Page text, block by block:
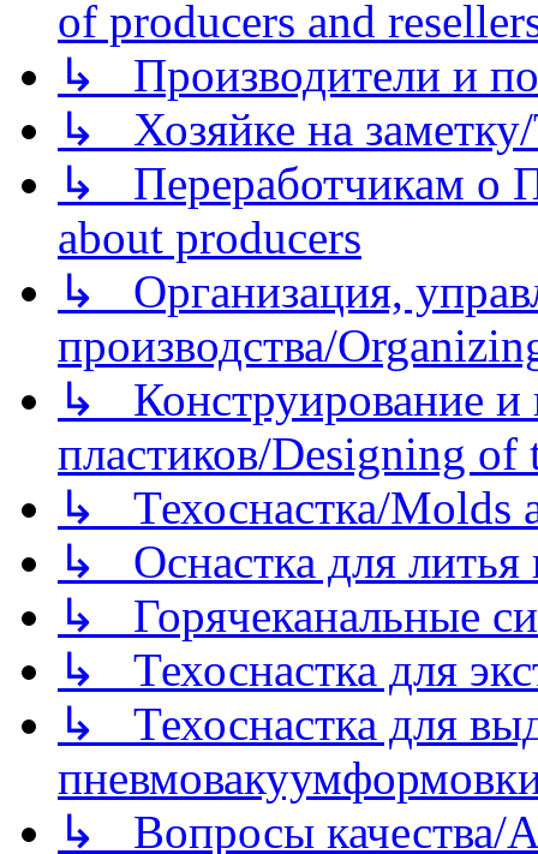
of producers and
↳ Производители и
↳ Хозяйке на
↳ Переработчикам о
about producers
↳ Организация,
производства/
↳ Конструирование и
пластиков/Designing of
↳ Техоснастка/Molds
↳ Оснастка для литья
↳ Горячеканальные
↳ Техоснастка для
↳ Техоснастка для
↳ Вопросы качества/